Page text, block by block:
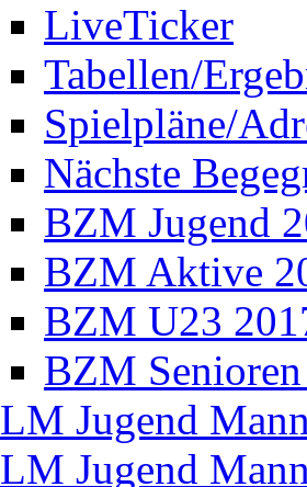
LiveTicker
Tabellen/
Spielpläne/
Nächste
BZM Jugend
BZM Aktive
BZM U23
BZM
LM Jugend
LM Jugend